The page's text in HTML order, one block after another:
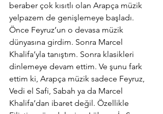
beraber çok kısıtlı olan Arapça müzik
yelpazem de genişlemeye başladı.
Önce Feyruz’un o devasa müzik
dünyasına girdim. Sonra Marcel
Khalifa’yla tanıştım. Sonra klasikleri
dinlemeye devam ettim. Ve şunu fark
ettim ki, Arapça müzik sadece Feyruz,
Vedi el Safi, Sabah ya da Marcel
Khalifa’dan ibaret değil. Özellikle